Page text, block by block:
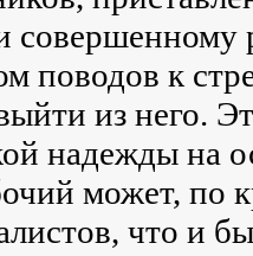
совершенному
поводов к
из него.
надежды на
может, по
что и